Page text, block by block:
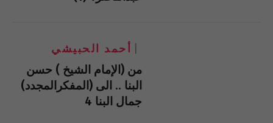
أحمد الحبيشي
من (الإمام الشيخ ) حسن
البنا .. الى (المفكرالمجدد)
جمال البنا 4